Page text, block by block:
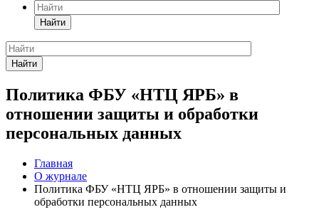
Найти
Найти
Политика ФБУ «НТЦ ЯРБ» в
отношении защиты и обработки
персональных данных
Главная
О журнале
Политика ФБУ «НТЦ ЯРБ» в отношении защиты и
обработки персональных данных